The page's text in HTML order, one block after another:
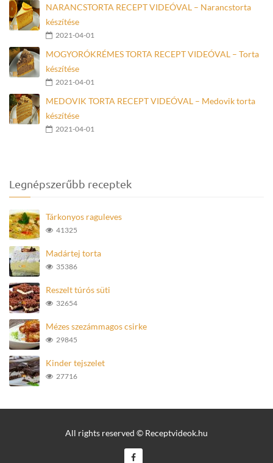
NARANCSTORTA RECEPT VIDEÓVAL – Narancstorta
készítése
2021-04-01
MOGYORÓKRÉMES TORTA RECEPT VIDEÓVAL – Torta
készítése
2021-04-01
MEDOVIK TORTA RECEPT VIDEÓVAL – Medovik torta
készítése
2021-04-01
Legnépszerűbb receptek
Tárkonyos raguleves
41325
Madártej torta
35386
Reszelt túrós süti
32654
Mézes szezámmagos csirke
29845
Kinder tejszelet
27716
All rights reserved © Receptvideok.hu